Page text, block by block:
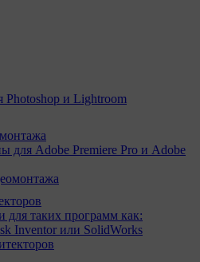
и Lightroom
для Adobe Premiere Pro и Adobe
для таких программ как:
Inventor или SolidWorks